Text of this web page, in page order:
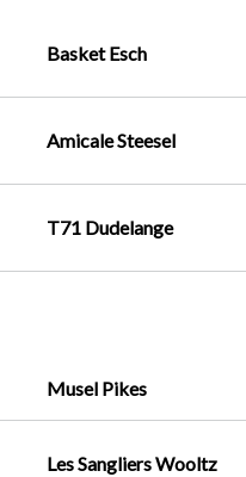
Basket Esch
Amicale Steesel
T71 Dudelange
Musel Pikes
Les Sangliers Wooltz